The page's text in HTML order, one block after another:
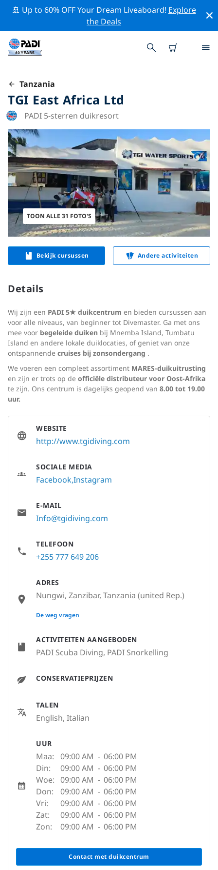
🚢 Up to 60% OFF Your Dream Liveaboard! Explore
the Deals
Tanzania
TGI East Africa Ltd
PADI 5-sterren duikresort
TOON ALLE 31 FOTO'S
Bekijk cursussen Andere activiteiten
Details
Wij zijn een PADI 5★ duikcentrum en bieden cursussen aan
voor alle niveaus, van beginner tot Divemaster. Ga met ons
mee voor begeleide duiken bij Mnemba Island, Tumbatu
Island en andere lokale duiklocaties, of geniet van onze
ontspannende cruises bij zonsondergang .
We voeren een compleet assortiment MARES-duikuitrusting
en zijn er trots op de officiële distributeur voor Oost-Afrika
te zijn. Ons centrum is dagelijks geopend van 8.00 tot 19.00
uur.
ACTIVITEITEN AANGEBODEN
PADI Scuba Diving, PADI Snorkelling
CONSERVATIEPRIJZEN
TALEN
English, Italian
UUR
Maa: 09:00 AM - 06:00 PM
Din:
09:00 AM - 06:00 PM
Woe: 09:00 AM - 06:00 PM
Don:
09:00 AM - 06:00 PM
Vri:
09:00 AM - 06:00 PM
Zat:
09:00 AM - 06:00 PM
Zon:
09:00 AM - 06:00 PM
Contact met duikcentrum
WEBSITE
http://www.tgidiving.com
SOCIALE MEDIA
FacebookInstagram
E-MAIL
Info@tgidiving.com
TELEFOON
+255 777 649 206
ADRES
Nungwi, Zanzibar, Tanzania (united Rep.)
None
De weg vragen